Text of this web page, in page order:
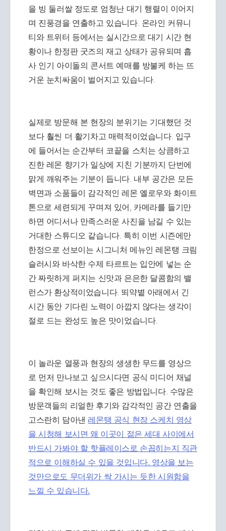
을 빙 둘러쌀 정도로 엄청난 대기 행렬이 이어지
며 진풍경을 연출하고 있습니다. 온라인 커뮤니
티와 트위터 등에서는 실시간으로 대기 시간 현
황이나 한정판 굿즈의 재고 상태가 공유되며 흡
사 인기 아이돌의 콘서트 예매를 방불케 하는 뜨
거운 눈치싸움이 벌어지고 있습니다.
실제로 방문해 본 현장의 분위기는 기대했던 것
보다 훨씬 더 활기차고 매력적이었습니다. 입구
에 들어서는 순간부터 코끝을 스치는 상큼하고
진한 레몬 향기가 일상에 지친 기분까지 단번에
맑게 깨워주는 기분이 듭니다. 내부 공간은 모든
벽면과 소품들이 감각적인 레몬 옐로우와 화이트
톤으로 세련되게 꾸며져 있어, 카메라를 들기만
하면 어디서나 만족스러운 사진을 남길 수 있는
거대한 스튜디오 같습니다. 특히 이번 시즌에만
한정으로 선보이는 시그니처 메뉴인 레몬탱 크림
슬러시와 바삭한 수제 타르트는 입안에 넣는 순
간 짜릿하게 퍼지는 신맛과 은은한 달콤함의 밸
런스가 환상적이었습니다. 뙤약볕 아래에서 긴
시간 동안 기다린 노력이 아깝지 않다는 생각이
절로 드는 완성도 높은 맛이었습니다.
이 놀라운 열풍과 현장의 생생한 무드를 영상으
로 먼저 만나보고 싶으시다면 공식 미디어 채널
을 확인해 보시는 것도 좋은 방법입니다. 수많은
방문객들의 리얼한 후기와 감각적인 공간 연출을
고스란히 담아낸 레몬탱 공식 현장 스케치 영상
을 시청해 보시면 왜 이곳이 젊은 세대 사이에서
반드시 가봐야 할 핫플레이스로 손꼽히는지 직관
적으로 이해하실 수 있을 것입니다. 영상을 보는
것만으로도 무더위가 싹 가시는 듯한 시원함을
느낄 수 있습니다.